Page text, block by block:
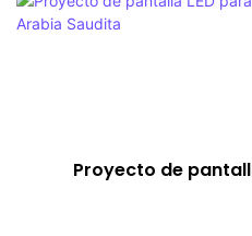
Proyecto de